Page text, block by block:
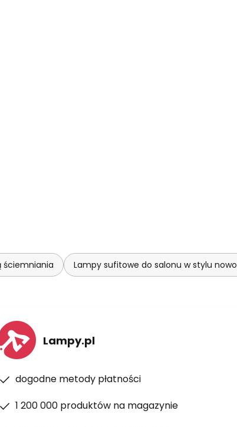
ściemniania Lampy sufitowe do salonu w stylu
Lampy.pl
dogodne metody płatności
1 200 000 produktów na magazynie